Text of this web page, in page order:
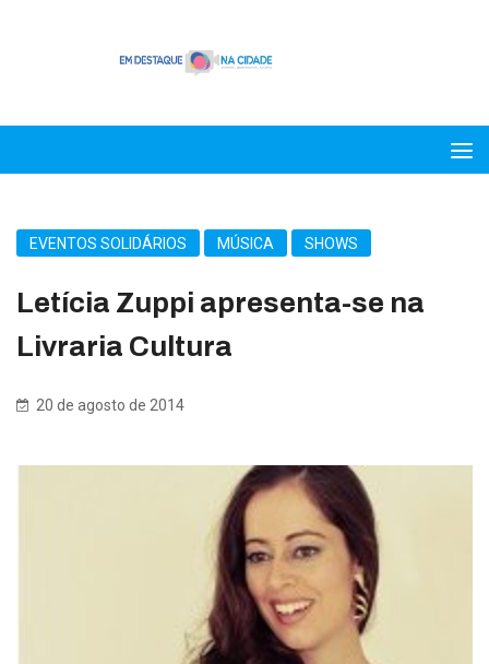
EVENTOS SOLIDÁRIOS MÚSICA SHOWS
Letícia Zuppi apresenta-se na
Livraria Cultura
20 de agosto de 2014